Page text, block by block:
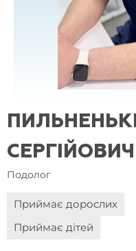
СЕРГІЙОВИЧ
Подолог
Приймає дорослих
Приймає дітей